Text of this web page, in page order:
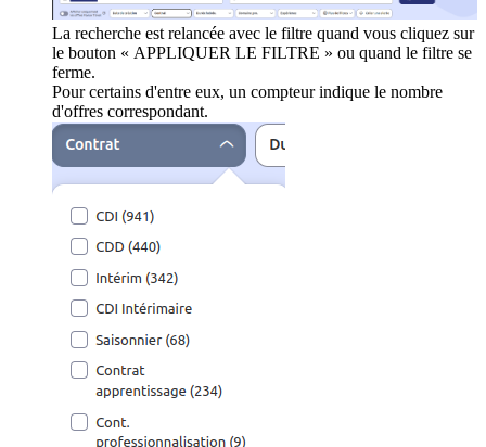
La recherche est relancée avec le filtre quand vous cliquez sur
le bouton « APPLIQUER LE FILTRE » ou quand le filtre se
ferme.
Pour certains d'entre eux, un compteur indique le nombre
d'offres correspondant.